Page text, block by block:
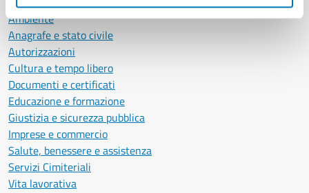
Ambiente
Anagrafe e stato civile
Autorizzazioni
Cultura e tempo libero
Documenti e certificati
Educazione e formazione
Giustizia e sicurezza pubblica
Imprese e commercio
Salute, benessere e assistenza
Servizi Cimiteriali
Vita lavorativa